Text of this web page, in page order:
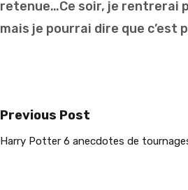
retenue…Ce soir, je rentrerai
mais je pourrai dire que c’est
Previous Post
Harry Potter 6 anecdotes de